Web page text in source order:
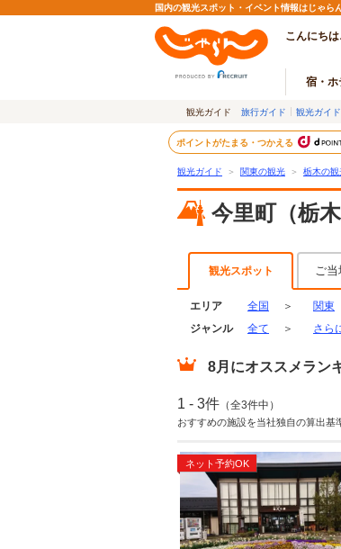
国内の観光スポット・イベント情報はじゃ
こんにち
宿・ホ
観光ガイド 旅行ガイド 観光ガイド
ポイントがたまる・つかえる
観光ガイド ＞ 関東の観光 ＞ 栃木の観
今里町（栃
観光スポット ご当
エリア 全国 ＞ 関東
ジャンル
全て ＞ さら
8月 にオススメラン
1 - 3件 （全3件中）
おすすめの施設を当社独自の算出基
ネット予約OK